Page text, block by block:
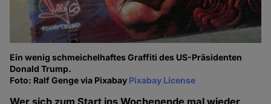
Ein wenig schmeichelhaftes Graffiti des US-Präsidenten
Donald Trump.
Foto: Ralf Genge via Pixabay Pixabay License